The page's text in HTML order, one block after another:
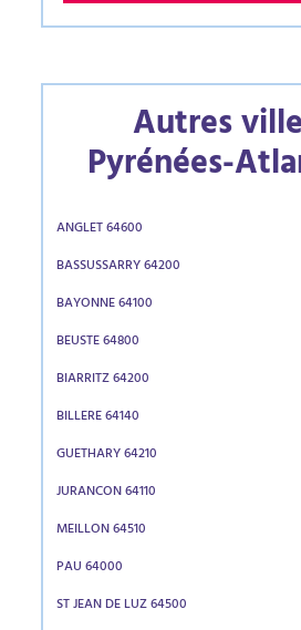
Autres
Pyrénées-
ANGLET 64600
BASSUSSARRY 64200
BAYONNE 64100
BEUSTE 64800
BIARRITZ 64200
BILLERE 64140
GUETHARY 64210
JURANCON 64110
MEILLON 64510
PAU 64000
ST JEAN DE LUZ 64500